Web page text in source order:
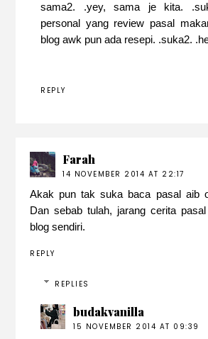
sama2. .yey, sama je kita.
personal yang review pasal
blog awk pun ada resepi. .suka2.
REPLY
Farah
14 NOVEMBER 2014 AT 22:17
Akak pun tak suka baca pasal aib
Dan sebab tulah, jarang cerita
blog sendiri.
REPLY
REPLIES
budakvanilla
15 NOVEMBER 2014 AT 09:39